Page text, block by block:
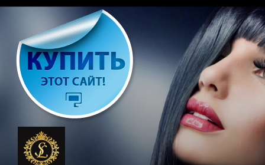
Перейти
содержимому